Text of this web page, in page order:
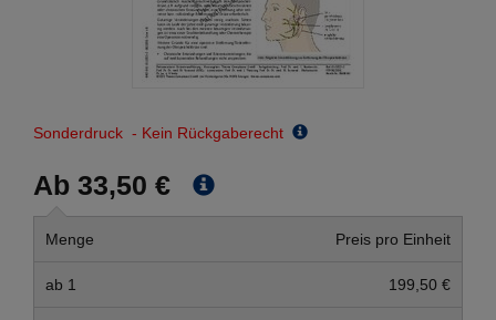
Sonderdruck - Kein Rückgaberecht
Ab 33,50 €
Menge Preis pro Einheit
ab 1 199,50 €